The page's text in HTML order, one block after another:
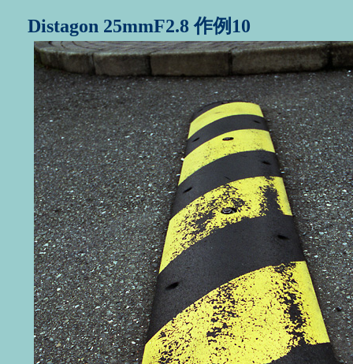
Distagon 25mmF2.8 作例10